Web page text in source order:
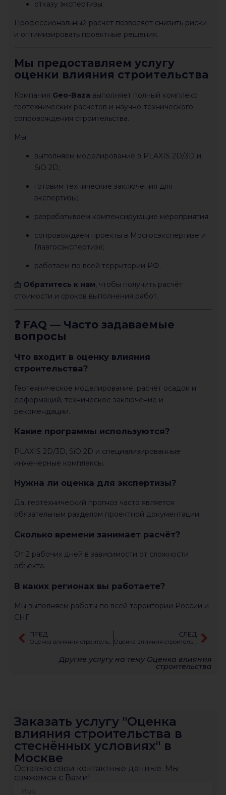
отказу экспертизы.
Профессиональный расчёт позволяет снизить риски
и оптимизировать проектные решения.
Мы предоставляем услугу
оценки влияния строительства
Компания Geo-Baza выполняет полный комплекс
геотехнических расчётов и научно-технического
сопровождения строительства.
Мы:
выполняем моделирование в PLAXIS 2D/3D и
SiO 2D;
готовим технические заключения для
экспертизы;
разрабатываем компенсирующие мероприятия;
сопровождаем проекты в Мосгосэкспертизе и
Главгосэкспертизе;
работаем по всей территории РФ.
📩 Обратитесь к нам, чтобы получить расчёт
стоимости и сроков выполнения работ.
❓ FAQ — Часто задаваемые
вопросы
Что входит в оценку влияния
строительства?
Геотехническое моделирование, расчёт осадок и
деформаций, техническое заключение и
рекомендации.
Какие программы используются?
PLAXIS 2D/3D, SiO 2D и специализированные
инженерные комплексы.
Нужна ли оценка для экспертизы?
Да, геотехнический прогноз часто является
обязательным разделом проектной документации.
Сколько времени занимает расчёт?
От 2 рабочих дней в зависимости от сложности
объекта.
В каких регионах вы работаете?
Мы выполняем работы по всей территории России и
СНГ.
ПРЕД
Оценка влияния строительства для экспертизы
СЛЕД
Оценка влияния строительства в плотной застройке
Другие услугу на тему Оценка влияния
строительства
Заказать услугу "Оценка
влияния строительства в
стеснённых условиях" в
Москве
Оставьте свои контактные данные. Мы
свяжемся с Вами!